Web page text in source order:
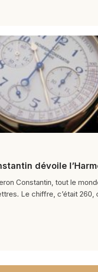
dévoile
Constantin, tout le
Le chiffre, c’était 260,